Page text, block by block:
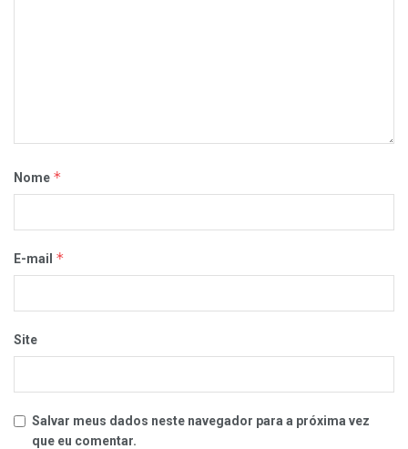
Nome *
E-mail *
Site
Salvar meus dados neste navegador para a próxima vez
que eu comentar.